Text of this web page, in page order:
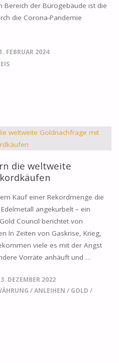
der Bürogebäude ist die
die Corona-Pandemie
FEBRUAR 2024
die weltweite
Kauf einer Rekordmenge die
angekurbelt – ein
Council berichtet von
In Zeiten von Gaskrise, Krieg,
viele es mit der Angst
Vorräte anhäuft und …
DEZEMBER 2022
/ANLEIHEN / GOLD /